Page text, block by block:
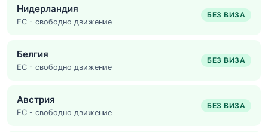
Нидерландия
ЕС - свободно движение
БЕЗ ВИЗА
Белгия
ЕС - свободно движение
БЕЗ ВИЗА
Австрия
ЕС - свободно движение
БЕЗ ВИЗА